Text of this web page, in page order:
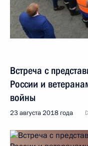
Встреча с
России и
войны
23 августа 2018 года